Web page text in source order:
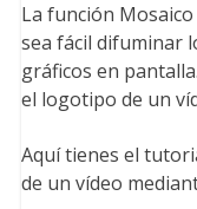
La función Mosaico
sea fácil difuminar
gráficos en
el logotipo de un
Aquí tienes el
de un vídeo